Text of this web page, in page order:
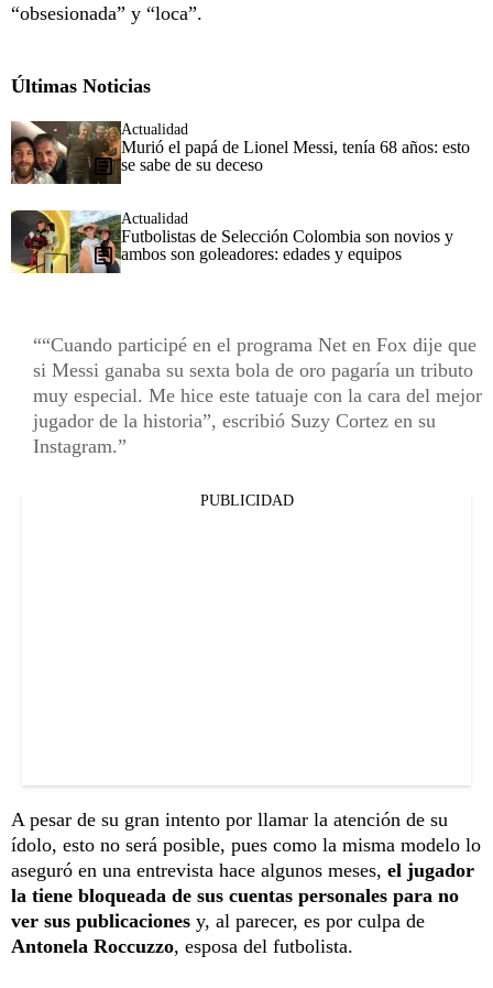
“obsesionada” y “loca”.
Últimas Noticias
Actualidad
Murió el papá de Lionel Messi, tenía 68 años: esto
se sabe de su deceso
Actualidad
Futbolistas de Selección Colombia son novios y
ambos son goleadores: edades y equipos
“Cuando participé en el programa Net en Fox dije que
si Messi ganaba su sexta bola de oro pagaría un tributo
muy especial. Me hice este tatuaje con la cara del mejor
jugador de la historia”, escribió Suzy Cortez en su
Instagram.
PUBLICIDAD
A pesar de su gran intento por llamar la atención de su
ídolo, esto no será posible, pues como la misma modelo lo
aseguró en una entrevista hace algunos meses, el jugador
la tiene bloqueada de sus cuentas personales para no
ver sus publicaciones y, al parecer, es por culpa de
Antonela Roccuzzo, esposa del futbolista.